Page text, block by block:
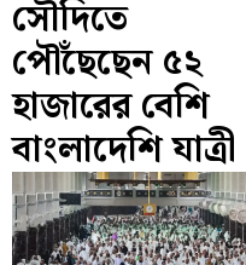
সৌদিতে
পৌঁছেছেন ৫২
হাজারের বেশি
বাংলাদেশি যাত্রী